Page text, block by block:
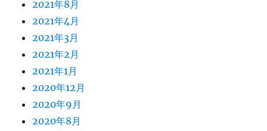
2021年8月
2021年4月
2021年3月
2021年2月
2021年1月
2020年12月
2020年9月
2020年8月